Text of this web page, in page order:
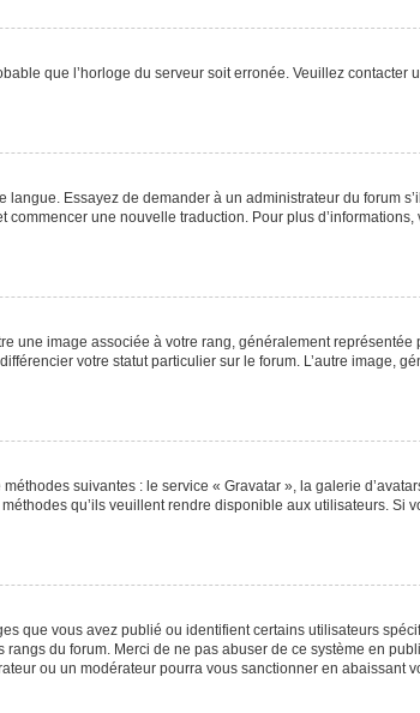
que l’horloge du serveur soit erronée. Veuillez contacter
Essayez de demander à un administrateur du forum
une nouvelle traduction. Pour plus
une image associée à votre rang, généralement représentée
votre statut particulier sur le forum. L’autre image,
suivantes : le service « Gravatar », la galerie
qu’ils veuillent rendre disponible aux utilisateurs. Si
que vous avez publié ou identifient certains utilisateurs
du forum. Merci de ne pas abuser de ce système en
ou un modérateur pourra vous sanctionner en abaissant